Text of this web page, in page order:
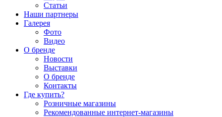
Статьи
Наши партнеры
Галерея
Фото
Видео
О бренде
Новости
Выставки
О бренде
Контакты
Где купить?
Розничные магазины
Рекомендованные интернет-магазины